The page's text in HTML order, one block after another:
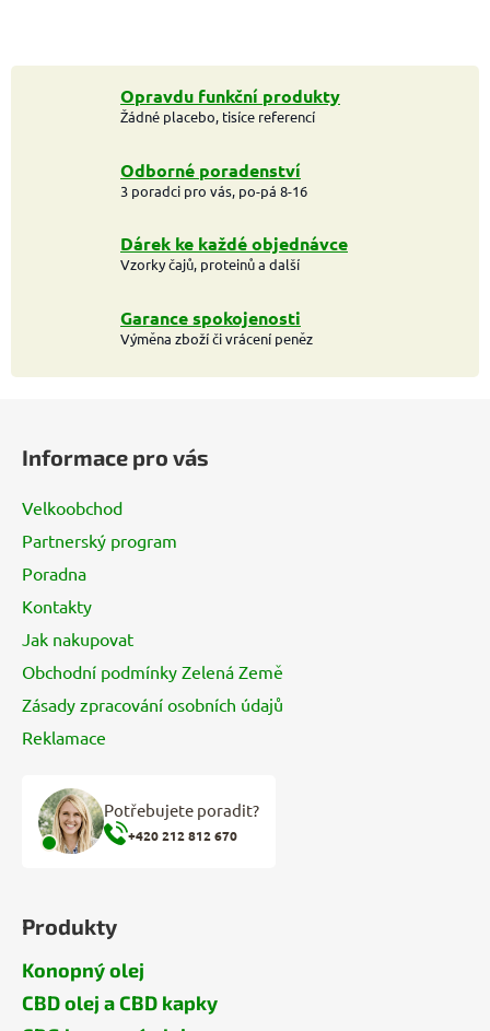
Opravdu funkční produkty
Žádné placebo, tisíce referencí
Odborné poradenství
3 poradci pro vás, po-pá 8-16
Dárek ke každé objednávce
Vzorky čajů, proteinů a další
Garance spokojenosti
Výměna zboží či vrácení peněz
Informace pro vás
Velkoobchod
Partnerský program
Poradna
Kontakty
Jak nakupovat
Obchodní podmínky Zelená Země
Zásady zpracování osobních údajů
Reklamace
Potřebujete poradit?
+420 212 812 670
Produkty
Konopný olej
CBD olej a CBD kapky